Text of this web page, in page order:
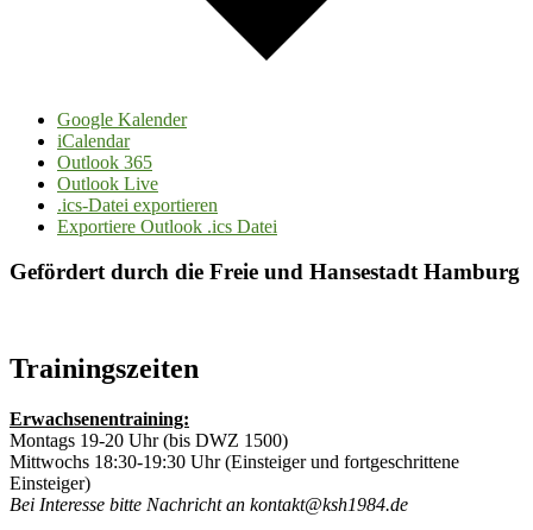
Google Kalender
iCalendar
Outlook 365
Outlook Live
.ics-Datei exportieren
Exportiere Outlook .ics Datei
Gefördert durch die Freie und Hansestadt Hamburg
Trainingszeiten
Erwachsenentraining:
Montags 19-20 Uhr (bis DWZ 1500)
Mittwochs 18:30-19:30 Uhr (Einsteiger und fortgeschrittene
Einsteiger)
Bei Interesse bitte Nachricht an kontakt@ksh1984.de